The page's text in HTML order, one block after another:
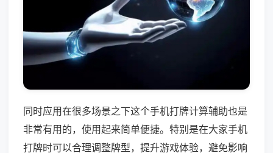
同时应用在很多场景之下这个手机打牌计算辅助也是
非常有用的，使用起来简单便捷。特别是在大家手机
打牌时可以合理调整牌型，提升游戏体验，避免影响